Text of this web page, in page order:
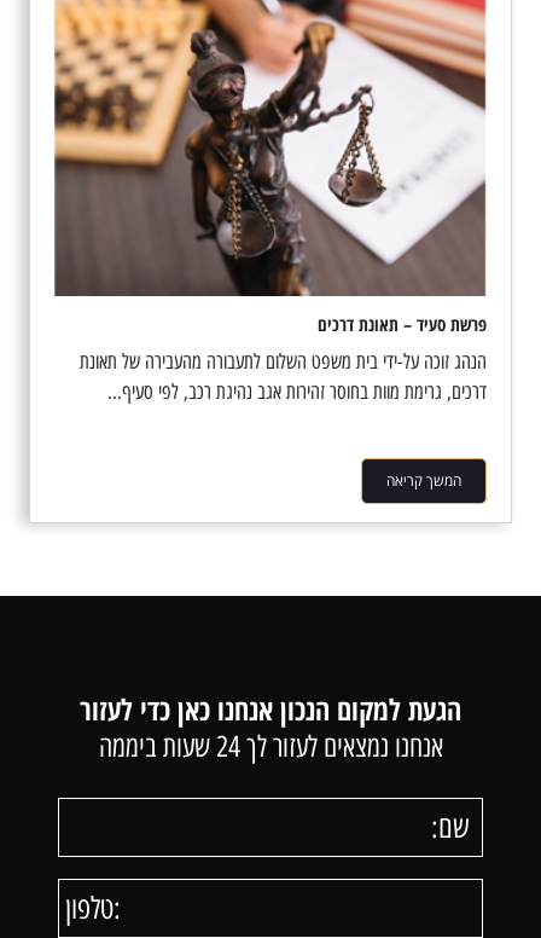
פרשת סעיד – תאונת דרכים
הנהג זוכה על-ידי בית משפט השלום לתעבורה מהעבירה של תאונת
דרכים, גרימת מוות בחוסר זהירות אגב נהיגת רכב, לפי סעיף...
המשך קריאה
הגעת למקום הנכון אנחנו כאן כדי לעזור
אנחנו נמצאים לעזור לך 24 שעות ביממה